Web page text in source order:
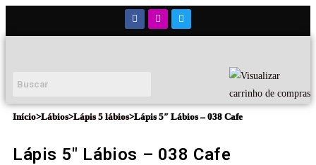
Início>Lábios>Lápis 5 lábios>Lápis 5″ Lábios – 038 Cafe
Lápis 5″ Lábios – 038 Cafe